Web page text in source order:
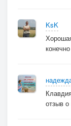
KsK
отзыв